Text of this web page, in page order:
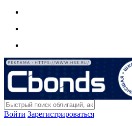
РЕКЛАМА • HTTPS://WWW.HSE.RU/
Войти Зарегистрироваться